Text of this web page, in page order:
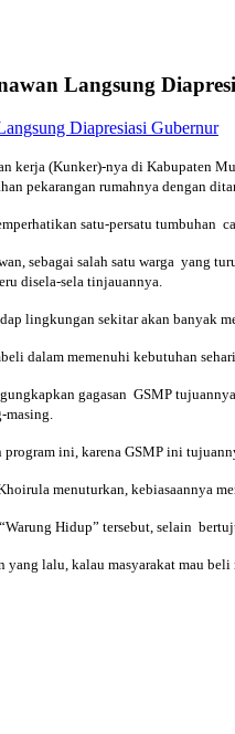
Langsung
kerja (Kunker)-nya di Kabupaten
pekarangan rumahnya dengan
satu-persatu tumbuhan
sebagai salah satu warga yang
disela-sela tinjauannya.
lingkungan sekitar akan banyak
dalam memenuhi kebutuhan
gagasan GSMP
masing.
program ini, karena GSMP ini
menuturkan, kebiasaannya
Hidup” tersebut, selain
yang lalu, kalau masyarakat mau